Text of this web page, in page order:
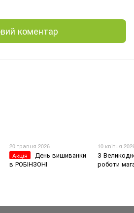
коментар
20 травня 2026
Акція
День вишиванки
в РОБІНЗОНІ
10 квітня
З
роботи